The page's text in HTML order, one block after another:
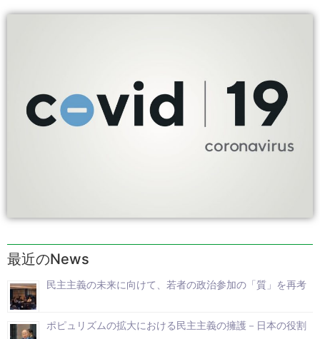
最近のNews
民主主義の未来に向けて、若者の政治参加の「質」を再考
ポピュリズムの拡大における民主主義の擁護－日本の役割